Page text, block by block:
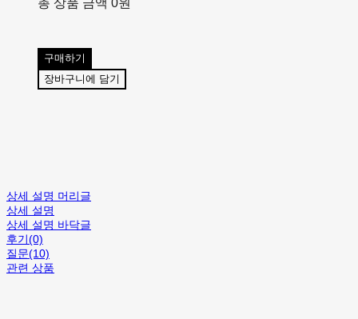
총 상품 금액 0원
구매하기
장바구니에 담기
상세 설명 머리글
상세 설명
상세 설명 바닥글
후기(0)
질문(10)
관련 상품